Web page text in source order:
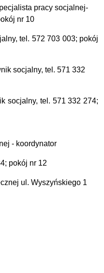
pracy socjalnej-
nr 10
tel. 572 703 003; pokój
socjalny, tel. 571 332
socjalny, tel. 571 332 274;
- koordynator
pokój nr 12
ul. Wyszyńskiego 1